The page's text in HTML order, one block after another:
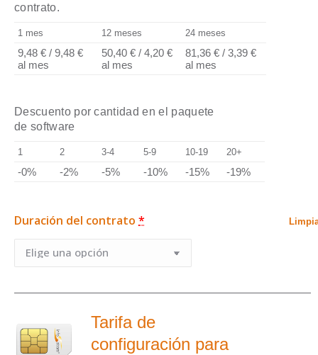
contrato.
1 mes 12 meses 24 meses
9,48 € / 9,48 €
al mes
50,40 € / 4,20 €
al mes
81,36 € / 3,39 €
al mes
Descuento por cantidad en el paquete
de software
1 2 3-4 5-9 10-19 20+
-0% -2% -5% -10% -15% -19%
Duración del contrato *
Tarifa de
configuración para